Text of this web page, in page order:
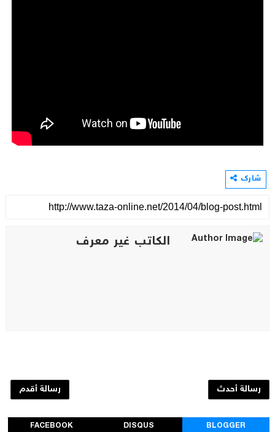
شارك
الكاتب غير معرف
رسالة أحدث رسالة أقدم
BLOGGER
DISQUS
FACEBOOK